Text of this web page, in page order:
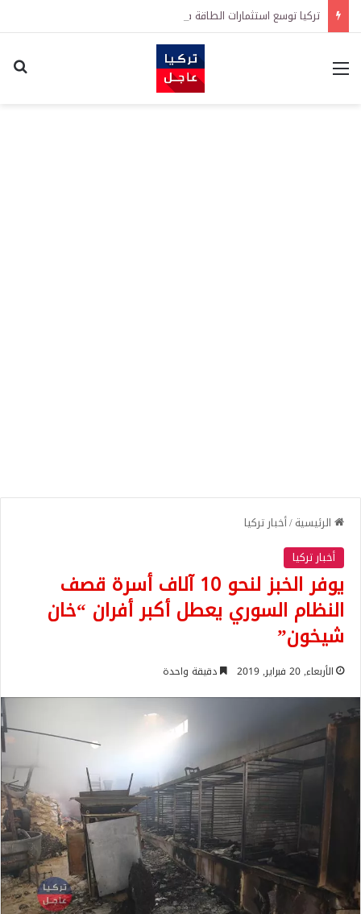
تركيا توسع استثمارات الطاقة في 3 قارات وتكشف هدفاً كبيراً
القائمة
الرئيسية/أخبار تركيا
أخبار تركيا
يوفر الخبز لنحو 10 آلاف أسرة قصف
النظام السوري يعطل أكبر أفران “خان
شيخون”
الأربعاء, 20 فبراير, 2019 دقيقة واحدة